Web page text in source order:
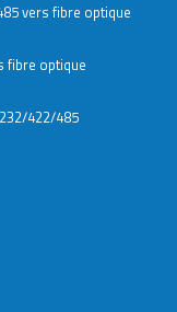
vers fibre optique
fibre optique
422/485